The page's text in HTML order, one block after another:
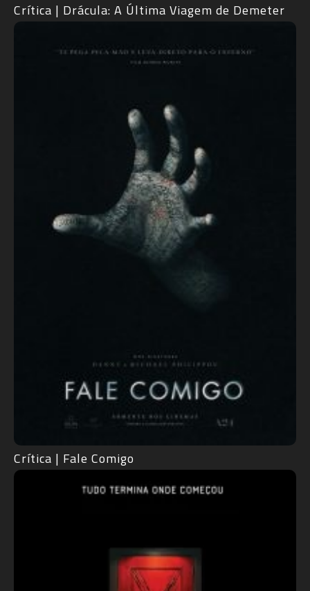
Crítica | Drácula: A Última Viagem de Demeter
Crítica | Fale Comigo